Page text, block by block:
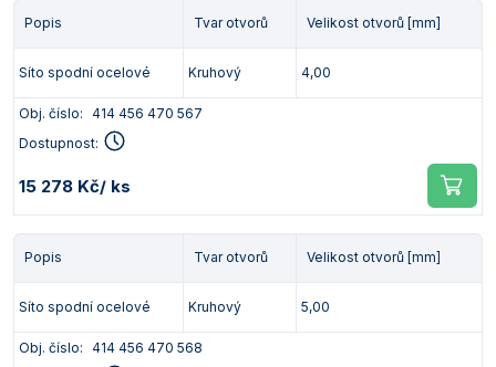
Popis Tvar otvorů Velikost otvorů [mm]
Síto spodní ocelové Kruhový 4,00
Obj. číslo: 414 456 470 567
Dostupnost:
15 278 Kč/ ks
Popis Tvar otvorů Velikost otvorů [mm]
Síto spodní ocelové Kruhový 5,00
Obj. číslo: 414 456 470 568